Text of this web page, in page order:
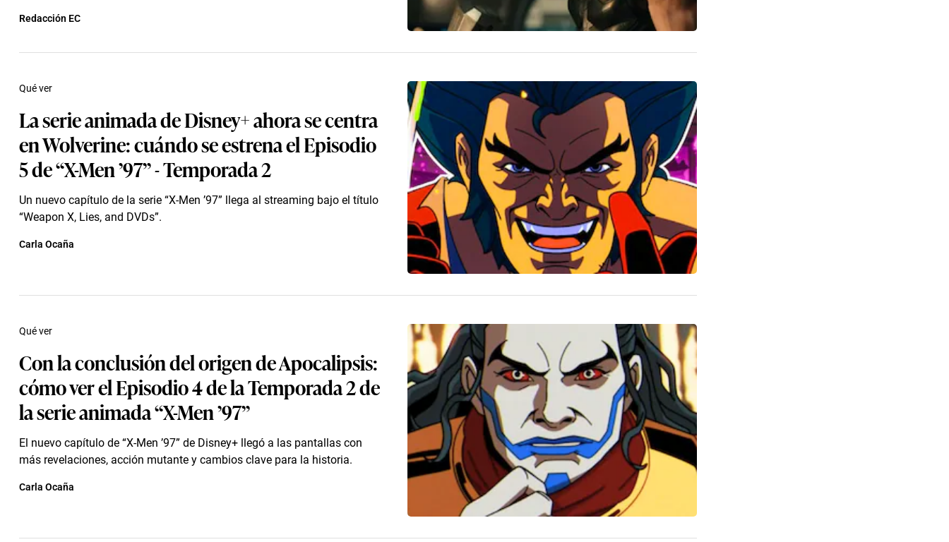
Redacción EC
La serie animada de Disney+ ahora se centra
en Wolverine: cuándo se estrena el Episodio
5 de “X-Men ’97” - Temporada 2
Un nuevo capítulo de la serie “X-Men ’97” llega al streaming bajo el título
“Weapon X, Lies, and DVDs”.
Qué ver
Carla Ocaña
Con la conclusión del origen de Apocalipsis:
cómo ver el Episodio 4 de la Temporada 2 de
la serie animada “X-Men ’97”
El nuevo capítulo de “X-Men ’97” de Disney+ llegó a las pantallas con
más revelaciones, acción mutante y cambios clave para la historia.
Qué ver
Carla Ocaña